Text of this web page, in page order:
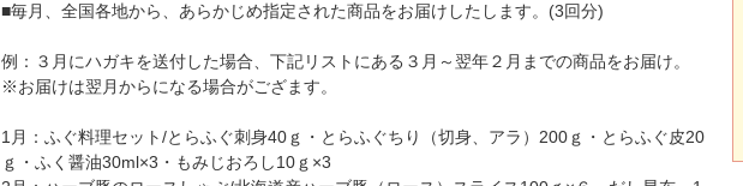
■毎月、全国各地から、あらかじめ指定された商品をお届けしたします。(3回分)
例：３月にハガキを送付した場合、下記リストにある３月～翌年２月までの商品をお届け。
※お届けは翌月からになる場合がござます。
1月：ふぐ料理セット/とらふぐ刺身40ｇ・とらふぐちり（切身、アラ）200ｇ・とらふぐ皮20
ｇ・ふく醤油30ml×3・もみじおろし10ｇ×3